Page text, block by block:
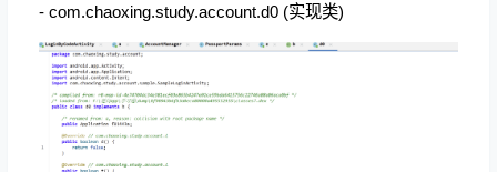
- com.chaoxing.study.account.d0 (实现类)